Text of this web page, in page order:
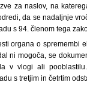
za naslov, na
da se nadaljnje
s 94. členom tega
organa o spremembi
ni mogoča, se
v vlogi ali
s tretjim in četrtim